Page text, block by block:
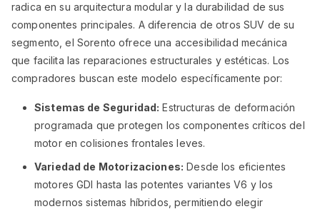
radica en su arquitectura modular y la durabilidad de sus
componentes principales. A diferencia de otros SUV de su
segmento, el Sorento ofrece una accesibilidad mecánica
que facilita las reparaciones estructurales y estéticas. Los
compradores buscan este modelo específicamente por:
Sistemas de Seguridad: Estructuras de deformación
programada que protegen los componentes críticos del
motor en colisiones frontales leves.
Variedad de Motorizaciones: Desde los eficientes
motores GDI hasta las potentes variantes V6 y los
modernos sistemas híbridos, permitiendo elegir